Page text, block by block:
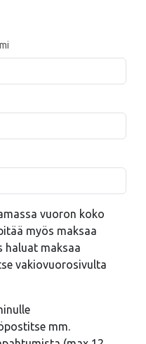
vuoron koko
myös maksaa
haluat maksaa
vakiovuorosivulta
mm.